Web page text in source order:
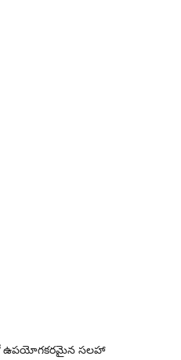
ఉపయోగకరమైన సలహా